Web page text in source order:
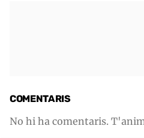
COMENTARIS
No hi ha comentaris.